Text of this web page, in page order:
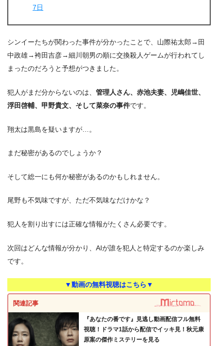
7日
シンイーたちが関わった事件が分かったことで、山際祐太郎→田
中政雄→袴田吉彦→細川朝男の順に交換殺人ゲームが行われてし
まったのだろうと予想がつきました。
犯人がまだ分からないのは、 管理人さん、赤池夫妻、児嶋佳世、
浮田啓輔、甲野貴文、そして菜奈の事件です。
翔太は黒島を疑いますが…。
まだ秘密があるのでしょうか？
そして総一にも何か秘密があるのかもしれません。
尾野も不気味ですが、ただ不気味なだけかな？
犯人を割り出すには正確な情報がたくさん必要です。
次回はどんな情報が分かり、AIが誰を犯人と特定するのか楽しみ
です。
▼動画の無料視聴はこちら▼
関連記事
『あなたの番です』見逃し動画配信フル無料
視聴！ドラマ1話から配信でイッキ見！秋元康
原案の傑作ミステリーを見る